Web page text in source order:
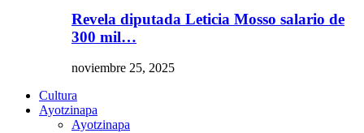
Revela diputada Leticia Mosso salario de
300 mil…
noviembre 25, 2025
Cultura
Ayotzinapa
Ayotzinapa